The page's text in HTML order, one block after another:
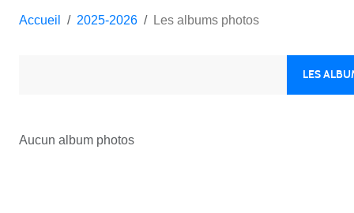
Accueil 2025-2026 Les albums photos
LES
Aucun album photos